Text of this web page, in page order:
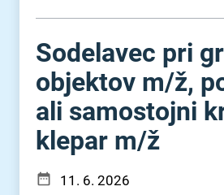
Sodelavec pri
objektov m⁠/⁠ž,
ali samostojni
klepar m⁠/⁠ž
11. 6. 2026